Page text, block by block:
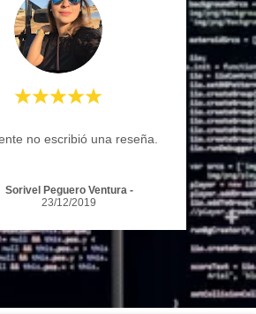
no escribió una reseña.
Sorivel Peguero Ventura-
23/12/2019